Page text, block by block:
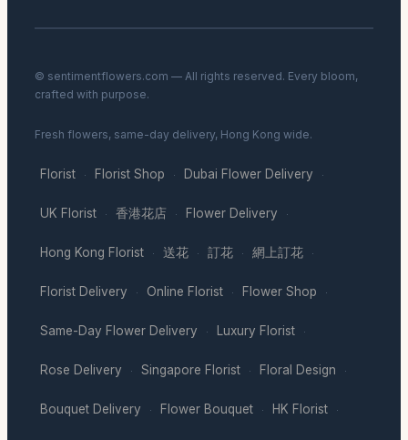
© sentimentflowers.com — All rights reserved. Every bloom,
crafted with purpose.
Fresh flowers, same-day delivery, Hong Kong wide.
Florist · Florist Shop · Dubai Flower Delivery ·
UK Florist · 香港花店 · Flower Delivery ·
Hong Kong Florist · 送花 · 訂花 · 網上訂花 ·
Florist Delivery · Online Florist · Flower Shop ·
Same-Day Flower Delivery · Luxury Florist ·
Rose Delivery · Singapore Florist · Floral Design ·
Bouquet Delivery · Flower Bouquet · HK Florist ·